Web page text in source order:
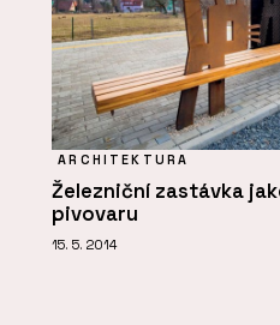
ARCHITEKTURA
Železniční zastávka
pivovaru
15. 5. 2014